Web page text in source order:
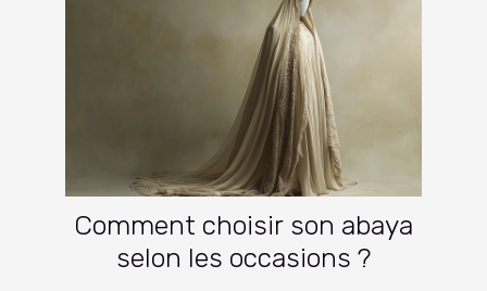
Comment choisir son abaya
selon les occasions ?